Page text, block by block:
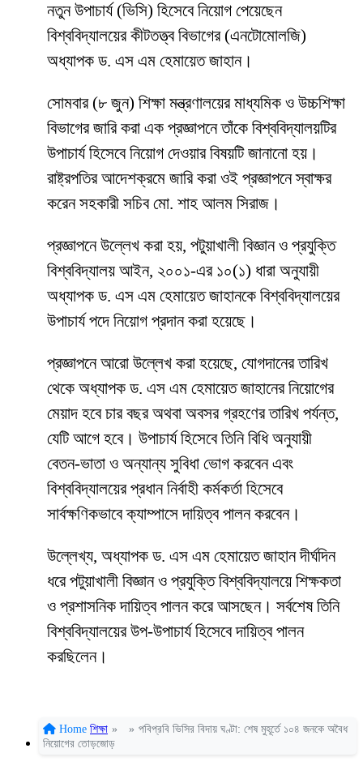
নতুন উপাচার্য (ভিসি) হিসেবে নিয়োগ পেয়েছেন
বিশ্ববিদ্যালয়ের কীটতত্ত্ব বিভাগের (এনটোমোলজি)
অধ্যাপক ড. এস এম হেমায়েত জাহান।
সোমবার (৮ জুন) শিক্ষা মন্ত্রণালয়ের মাধ্যমিক ও উচ্চশিক্ষা
বিভাগের জারি করা এক প্রজ্ঞাপনে তাঁকে বিশ্ববিদ্যালয়টির
উপাচার্য হিসেবে নিয়োগ দেওয়ার বিষয়টি জানানো হয়।
রাষ্ট্রপতির আদেশক্রমে জারি করা ওই প্রজ্ঞাপনে স্বাক্ষর
করেন সহকারী সচিব মো. শাহ আলম সিরাজ।
প্রজ্ঞাপনে উল্লেখ করা হয়, পটুয়াখালী বিজ্ঞান ও প্রযুক্তি
বিশ্ববিদ্যালয় আইন, ২০০১-এর ১০(১) ধারা অনুযায়ী
অধ্যাপক ড. এস এম হেমায়েত জাহানকে বিশ্ববিদ্যালয়ের
উপাচার্য পদে নিয়োগ প্রদান করা হয়েছে।
প্রজ্ঞাপনে আরো উল্লেখ করা হয়েছে, যোগদানের তারিখ
থেকে অধ্যাপক ড. এস এম হেমায়েত জাহানের নিয়োগের
মেয়াদ হবে চার বছর অথবা অবসর গ্রহণের তারিখ পর্যন্ত,
যেটি আগে হবে। উপাচার্য হিসেবে তিনি বিধি অনুযায়ী
বেতন-ভাতা ও অন্যান্য সুবিধা ভোগ করবেন এবং
বিশ্ববিদ্যালয়ের প্রধান নির্বাহী কর্মকর্তা হিসেবে
সার্বক্ষণিকভাবে ক্যাম্পাসে দায়িত্ব পালন করবেন।
উল্লেখ্য, অধ্যাপক ড. এস এম হেমায়েত জাহান দীর্ঘদিন
ধরে পটুয়াখালী বিজ্ঞান ও প্রযুক্তি বিশ্ববিদ্যালয়ে শিক্ষকতা
ও প্রশাসনিক দায়িত্ব পালন করে আসছেন। সর্বশেষ তিনি
বিশ্ববিদ্যালয়ের উপ-উপাচার্য হিসেবে দায়িত্ব পালন
করছিলেন।
Home শিক্ষা » » পবিপ্রবি ভিসির বিদায় ঘণ্টা: শেষ মুহূর্তে ১০৪ জনকে অবৈধ
নিয়োগের তোড়জোড়